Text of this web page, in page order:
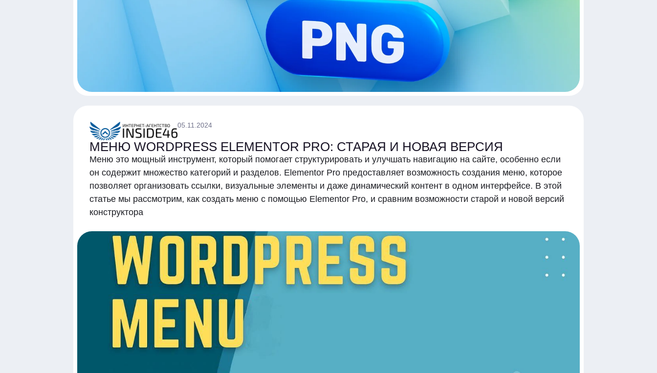
05.11.2024
МЕНЮ WORDPRESS ELEMENTOR PRO: СТАРАЯ И НОВАЯ ВЕРСИЯ
Меню это мощный инструмент, который помогает структурировать и улучшать навигацию на сайте, особенно если
он содержит множество категорий и разделов. Elementor Pro предоставляет возможность создания меню, которое
позволяет организовать ссылки, визуальные элементы и даже динамический контент в одном интерфейсе. В этой
статье мы рассмотрим, как создать меню с помощью Elementor Pro, и сравним возможности старой и новой версий
конструктора